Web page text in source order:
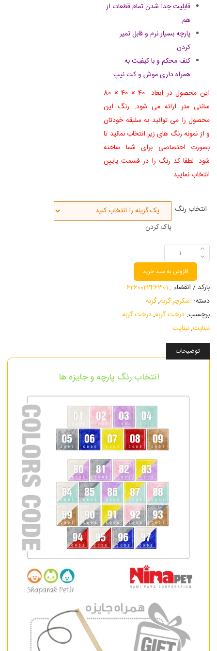
قابلیت جدا شدن تمام قطعات از
هم
پارچه بسیار نرم و قابل تمیر
کردن
کنف محکم و با کیفیت به
همراهداری موش و کت نیپ
این محصول در ابعاد 40 × 40 × 80
سانتی متر ارائه می شود. رنگ این
محصول را می توانید به سلیقه خودتان
و از نمونه رنگ های زیر انتخاب نمائید تا
بصورت اختصاصی برای شما ساخته
شود. لطفا کد رنگ را در قسمت پایین
انتخاب نمایید
انتخاب رنگ
پاک کردن
افزودن به سبد خرید
بارکد / انقضاء : 626002246301
دسته: اسکرچر گربه,گربه
برچسب:درخت گربه,درخت گربه
نیناپت,نیناپت
توضیحات
انتخاب رنگ پارچه و جایزه ها